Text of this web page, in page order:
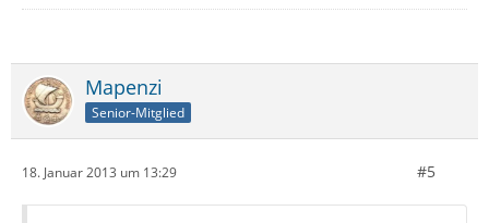
Mapenzi
Senior-Mitglied
18. Januar 2013 um 13:29 #5